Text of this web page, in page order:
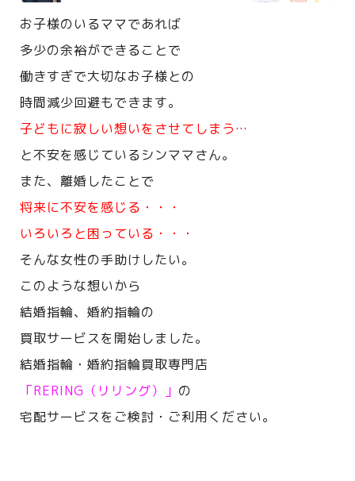
お子様のいるママであれば
多少の余裕ができることで
働きすぎで大切なお子様との
時間減少回避もできます。
子どもに寂しい想いをさせてしまう…
と不安を感じているシンママさん。
また、離婚したことで
将来に不安を感じる・・・
いろいろと困っている・・・
そんな女性の手助けしたい。
このような想いから
結婚指輪、婚約指輪の
買取サービスを開始しました。
結婚指輪・婚約指輪買取専門店
「RERING（リリング）」 の
宅配サービスをご検討・ご利用ください。